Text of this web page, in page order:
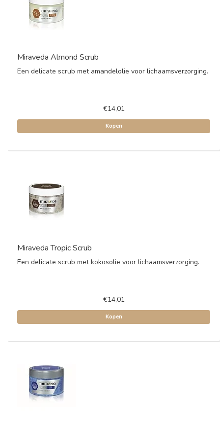
Miraveda Almond Scrub
Een delicate scrub met amandelolie voor lichaamsverzorging.
€14,01
Kopen
Miraveda Tropic Scrub
Een delicate scrub met kokosolie voor lichaamsverzorging.
€14,01
Kopen